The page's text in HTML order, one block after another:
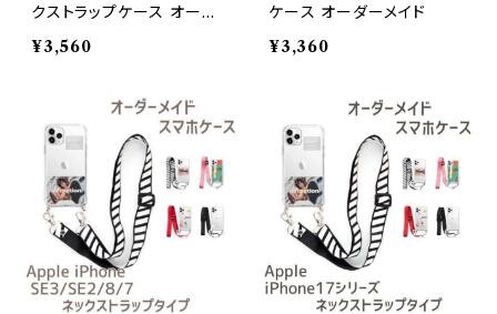
クストラップケース オーダ
ーメイド
¥3,560
ケース オーダーメイド
¥3,360